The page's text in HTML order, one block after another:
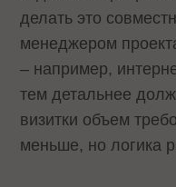
делать это
менеджером
– например,
тем детальнее
визитки объем
меньше, но логика